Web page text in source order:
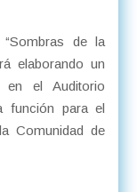
de la
elaborando un
en el Auditorio
función para el
Comunidad de